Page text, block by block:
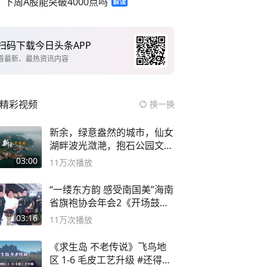
码下载今日头条APP
最新、最热资讯内容
精彩视频 换一换
03:00
新余，绿意盎然的城市，仙女
湖畔波光潋滟，抱石公园文化
深邃……
11万次播放
03:16
“一缕东方韵 感受南国美”海南
省旗袍协会年会2《开场鼓》
二团
11万次播放
《求生岛 不老传说》飞鸟地
区 1-6 毛皮工艺升级 #还得是